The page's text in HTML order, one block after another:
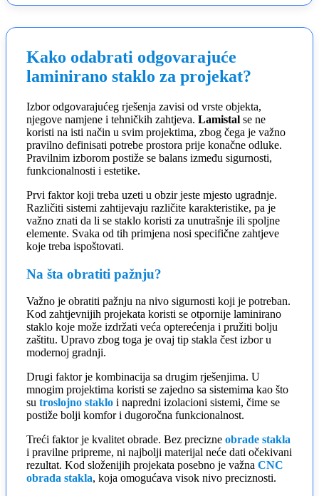
Kako odabrati odgovarajuće
laminirano staklo za projekat?
Izbor odgovarajućeg rješenja zavisi od vrste objekta,
njegove namjene i tehničkih zahtjeva. Lamistal se ne
koristi na isti način u svim projektima, zbog čega je važno
pravilno definisati potrebe prostora prije konačne odluke.
Pravilnim izborom postiže se balans između sigurnosti,
funkcionalnosti i estetike.
Prvi faktor koji treba uzeti u obzir jeste mjesto ugradnje.
Različiti sistemi zahtijevaju različite karakteristike, pa je
važno znati da li se staklo koristi za unutrašnje ili spoljne
elemente. Svaka od tih primjena nosi specifične zahtjeve
koje treba ispoštovati.
Na šta obratiti pažnju?
Važno je obratiti pažnju na nivo sigurnosti koji je potreban.
Kod zahtjevnijih projekata koristi se otpornije laminirano
staklo koje može izdržati veća opterećenja i pružiti bolju
zaštitu. Upravo zbog toga je ovaj tip stakla čest izbor u
modernoj gradnji.
Drugi faktor je kombinacija sa drugim rješenjima. U
mnogim projektima koristi se zajedno sa sistemima kao što
su troslojno staklo i napredni izolacioni sistemi, čime se
postiže bolji komfor i dugoročna funkcionalnost.
Treći faktor je kvalitet obrade. Bez precizne obrade stakla
i pravilne pripreme, ni najbolji materijal neće dati očekivani
rezultat. Kod složenijih projekata posebno je važna CNC
obrada stakla, koja omogućava visok nivo preciznosti.